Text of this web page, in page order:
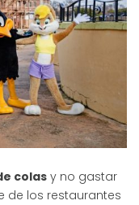
colas y no gastar
de los restaurantes